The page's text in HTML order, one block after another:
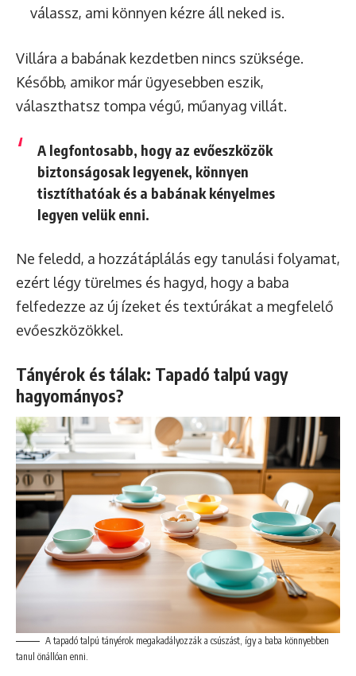
válassz, ami könnyen kézre áll neked is.
Villára a babának kezdetben nincs szüksége.
Később, amikor már ügyesebben eszik,
választhatsz tompa végű, műanyag villát.
A legfontosabb, hogy az evőeszközök
biztonságosak legyenek, könnyen
tisztíthatóak és a babának kényelmes
legyen velük enni.
Ne feledd, a hozzátáplálás egy tanulási folyamat,
ezért légy türelmes és hagyd, hogy a baba
felfedezze az új ízeket és textúrákat a megfelelő
evőeszközökkel.
Tányérok és tálak: Tapadó talpú vagy
hagyományos?
A tapadó talpú tányérok megakadályozzák a csúszást, így a baba könnyebben
tanul önállóan enni.